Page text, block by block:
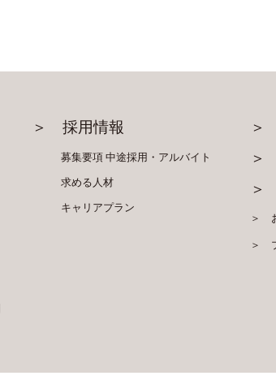
＞ 採用情報
募集要項中途採用・アルバイト
求める人材
キャリアプラン
＞
＞
＞
＞
＞